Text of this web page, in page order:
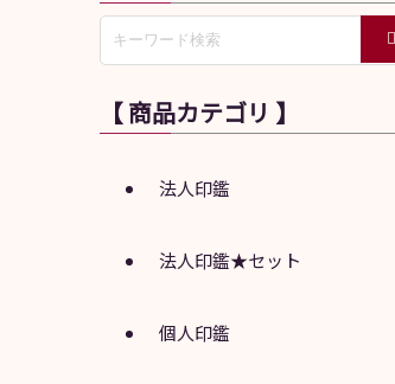
【 商品カテゴリ 】
法人印鑑
法人印鑑★セット
個人印鑑